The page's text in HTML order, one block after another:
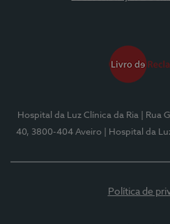
Hospital da Luz Clínica da Ria
| Rua
40, 3800-404 Aveiro
| Hospital da
Política de